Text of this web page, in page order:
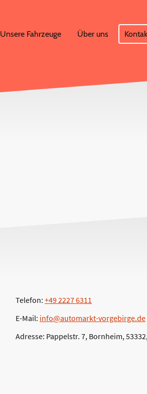
Unsere Fahrzeuge Über uns
Telefon: +49 2227 6311
E-Mail: info@automarkt-vorgebirge.de
Adresse: Pappelstr. 7, Bornheim,